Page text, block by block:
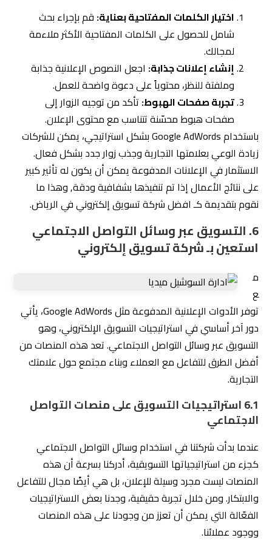
اختيار الكلمات المفتاحية بعناية: قم بإجراء بحث
شامل للحصول على الكلمات المفتاحية الأكثر ملاءمة
لمجالك.
إنشاء إعلانات جذابة: اجعل النصوص الإعلانية جذابة
وملفتة للنظر، محتوياً على دعوة واضحة للعمل.
تجربة صفحات الهبوط: تأكد من توجيه الزوار إلى
صفحات هبوط محسّنة تتناسب مع محتوى الإعلان.
باستخدام Google AdWords بشكل استراتيجي، يمكن للشركات
زيادة الوعي بعلامتها التجارية وجذب زوار جدد بشكل فعال.
الاستثمار في الإعلانات المدفوعة يمكن أن يكون له تأثير كبير
على نتائج الأعمال إذا تم تنفيذها بشفافية ودقة, وهذا ما
نقوم بتقديمة كـ افضل شركة تسويق إلكتروني في الرياض.
6. التسويق عبر وسائل التواصل الاجتماعي
استعين بـ شركة تسويق إلكتروني
م
ع
توفر الأدوات الإعلانية المدفوعة مثل Google AdWords، يأتي
دور آخر أساسي في استراتيجيات التسويق الإلكتروني، وهو
التسويق عبر وسائل التواصل الاجتماعي. تعد هذه المنصات من
أفضل الطرق للتفاعل مع العملاء وبناء مجتمع حول علامتك
التجارية.
6.1 استراتيجيات التسويق على منصات التواصل
الاجتماعي
عندما بدأت شركتنا في استخدام وسائل التواصل الاجتماعي
كجزء من استراتيجياتها التسويقية، أدركنا بسرعة أن هذه
المنصات ليست مجرد وسيلة للإعلان، بل هي أيضًا مجال للتفاعل
والابتكار. ومن خلال تجربة حقيقية، وجدنا بعض الاستراتيجيات
الفعّالة التي يمكن أن تعزز من وجودنا على هذه المنصات
ووجود عملائنا.